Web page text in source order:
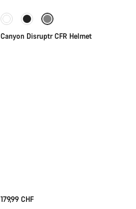
Nuove disponibilità
Canyon Disruptr CFR Helmet
179,99 CHF